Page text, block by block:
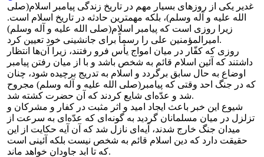
غدير يكى از روزهاى بسيار مهم در تاريخ زندگى پيامبر اسلام(صلی
الله علیه و آله وسلم)، بلكه مهمترين حادثه در تاريخ اسلام است.
زيرا روزى است كه پيامبر اسلام(صلی الله علیه و آله وسلم)
اميرالمؤمنين على را رسماً براى جانشينى خود تعيين كرد.
روزى كه كفّار در ميان امواج يأس فرو رفتند، زيرا آن‌ها انتظار
داشتند كه آئين اسلام قائم به شخص باشد و با از ميان رفتن پيامبر
اوضاع به حال سابق برگردد و اسلام به تدريج برچيده شود، چنان
كه در جنگ احد وقتى كه پيامبر(صلی الله علیه و آله وسلم) مجروح
شد و عدّه‌اى شايع كردند كه آن حضرت كشته شد.
شيوع اين خبر باعث ايجاد اميد و اثر مثبت در كفار و مشركان و
تزلزل در ميان مسلمانان گرديد به گونه‌اى كه عدّه‌اى به سرعت از
ميدان جنگ خارج شدند، آيه‌اى نازل شد كه آن آيه حكايت از اين
حقيقت دارد كه دين اسلام قائم به شخص نيست بلكه آئينى است
كه تا ابد جاودان خواهد ماند.